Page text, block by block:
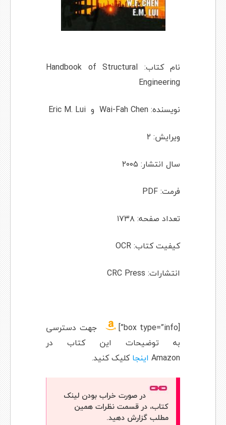
نام کتاب: Handbook of Structural
Engineering
نویسنده: Wai-Fah Chen و Eric M. Lui
ویرایش: ۲
سال انتشار: ۲۰۰۵
فرمت: PDF
تعداد صفحه: ۱۷۳۸
کیفیت کتاب: OCR
انتشارات: CRC Press
[box type=”info”]
جهت دسترسی
به توضیحات این کتاب در
Amazon اینجاکلیک کنید.
در صورت خراب بودن لینک
کتاب، در قسمت نظرات همین
مطلب گزارش دهید.